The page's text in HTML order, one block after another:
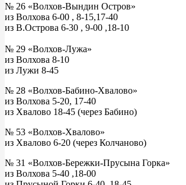
№ 26 «Волхов-Вындин Остров»
из Волхова 6-00 , 8-15,17-40
из В.Острова 6-30 , 9-00 ,18-10
№ 29 «Волхов-Лужа»
из Волхова 8-10
из Лужи 8-45
№ 28 «Волхов-Бабино-Хвалово»
из Волхова 5-20, 17-40
из Хвалово 18-45 (через Бабино)
№ 53 «Волхов-Хвалово»
из Хвалово 6-20 (через Колчаново)
№ 31 «Волхов-Бережки-Прусына Горка»
из Волхова 5-40 ,18-00